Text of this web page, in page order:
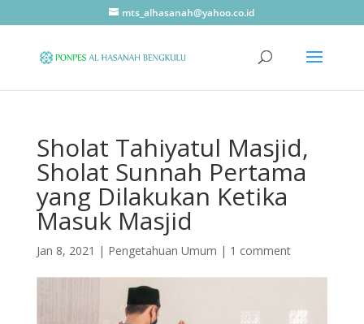
mts_alhasanah@yahoo.co.id
Sholat Tahiyatul Masjid,
Sholat Sunnah Pertama
yang Dilakukan Ketika
Masuk Masjid
Jan 8, 2021 | Pengetahuan Umum | 1 comment